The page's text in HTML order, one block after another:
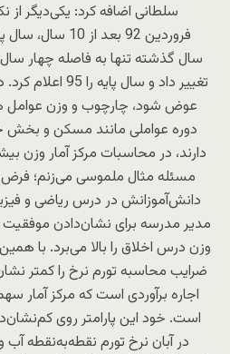
سلطانی اضافه کرد: یکی‌دیگر از
سال گذشته تنها به فاصله چهار
تغییر داد و سال
عوض شود، چارچوب و وزن
دوره عواملی مانند مسکن و بخش
دارند، در محاسبات مرکز آمار وزن
مسئله مثال ملموسی می‌زنم؛
دانش‌آموزانش در درس ریاضی و
مدیر مدرسه برای نشان‌دادن موفقیت
وزن درس اخلاق را بالا می‌برد. با
ضرایب محاسبه تورم نرخ را کمتر
است. خود این پارامتر روی